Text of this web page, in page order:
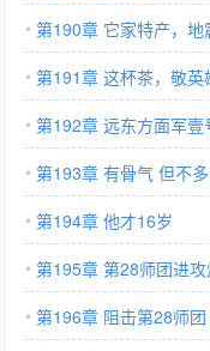
第190章 它家特产，地
第191章 这杯茶，敬英
第192章 远东方面军壹
第193章 有骨气 但不多
第194章 他才16岁
第195章 第28师团进
第196章 阻击第28师团